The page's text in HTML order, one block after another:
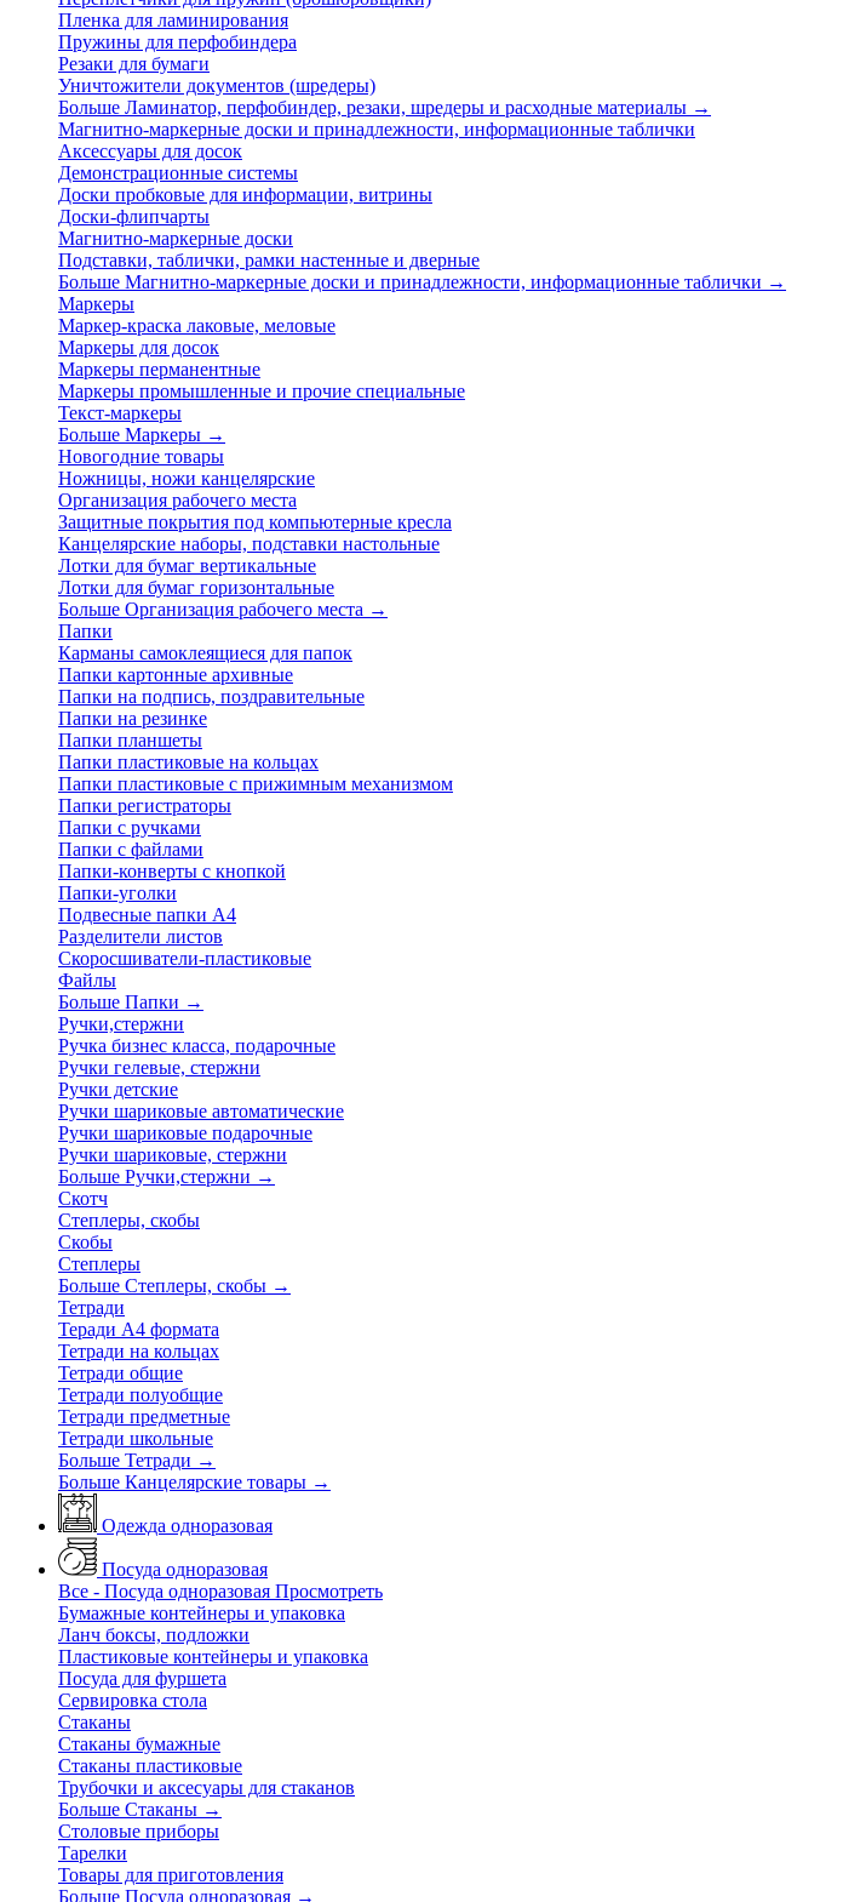
Пленка для ламинирования
Пружины для перфобиндера
Резаки для бумаги
Уничтожители документов (шредеры)
Больше Ламинатор, перфобиндер, резаки, шредеры и расходные материалы →
Магнитно-маркерные доски и принадлежности, информационные таблички
Аксессуары для досок
Демонстрационные системы
Доски пробковые для информации, витрины
Доски-флипчарты
Магнитно-маркерные доски
Подставки, таблички, рамки настенные и дверные
Больше Магнитно-маркерные доски и принадлежности, информационные таблички →
Маркеры
Маркер-краска лаковые, меловые
Маркеры для досок
Маркеры перманентные
Маркеры промышленные и прочие специальные
Текст-маркеры
Больше Маркеры →
Новогодние товары
Ножницы, ножи канцелярские
Организация рабочего места
Защитные покрытия под компьютерные кресла
Канцелярские наборы, подставки настольные
Лотки для бумаг вертикальные
Лотки для бумаг горизонтальные
Больше Организация рабочего места →
Папки
Карманы самоклеящиеся для папок
Папки картонные архивные
Папки на подпись, поздравительные
Папки на резинке
Папки планшеты
Папки пластиковые на кольцах
Папки пластиковые с прижимным механизмом
Папки регистраторы
Папки с ручками
Папки с файлами
Папки-конверты с кнопкой
Папки-уголки
Подвесные папки А4
Разделители листов
Скоросшиватели-пластиковые
Файлы
Больше Папки →
Ручки,стержни
Ручка бизнес класса, подарочные
Ручки гелевые, стержни
Ручки детские
Ручки шариковые автоматические
Ручки шариковые подарочные
Ручки шариковые, стержни
Больше Ручки,стержни →
Скотч
Степлеры, скобы
Скобы
Степлеры
Больше Степлеры, скобы →
Тетради
Теради А4 формата
Тетради на кольцах
Тетради общие
Тетради полуобщие
Тетради предметные
Тетради школьные
Больше Тетради →
Больше Канцелярские товары →
Одежда одноразовая
Посуда одноразовая
Все - Посуда одноразовая Просмотреть
Бумажные контейнеры и упаковка
Ланч боксы, подложки
Пластиковые контейнеры и упаковка
Посуда для фуршета
Сервировка стола
Стаканы
Стаканы бумажные
Стаканы пластиковые
Трубочки и аксесуары для стаканов
Больше Стаканы →
Столовые приборы
Тарелки
Товары для приготовления
Больше Посуда одноразовая →